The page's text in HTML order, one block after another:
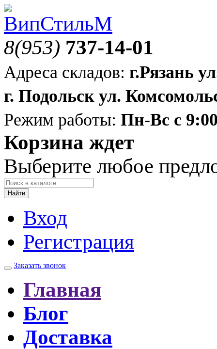
8(953) 737-14-01
Адреса складов: г.Рязань
г. Подольск ул.
Режим работы: Пн-Вс с
Корзина ждет
Выберите любое
Найти
Вход
Регистрация
Заказать звонок
Главная
Блог
Доставка